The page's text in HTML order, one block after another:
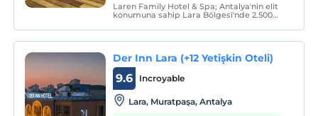
Laren Family Hotel & Spa; Antalya'nin elit
konumuna sahip Lara Bölgesi'nde 2.500
59 odasiyla(standart oda, suit oda) 181
yatak kapasitesine sahiptir.
Der Inn Lara (+12 Yetişkin Oteli)
Incroyable
9.6
Lara, Muratpaşa, Antalya